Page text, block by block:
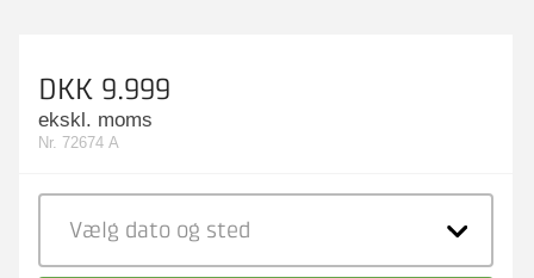
DKK 9.999
ekskl. moms
Nr. 72674 A
Vælg dato og sted